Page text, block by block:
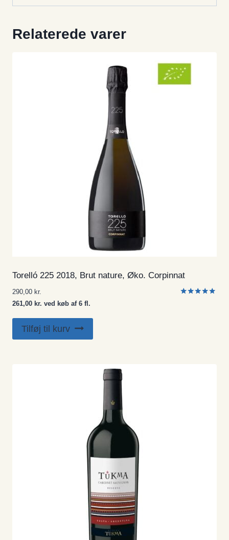
Relaterede varer
Torelló 225 2018, Brut nature, Øko. Corpinnat
290,00 kr.
261,00 kr. ved køb af 6 fl.
Tilføj til kurv